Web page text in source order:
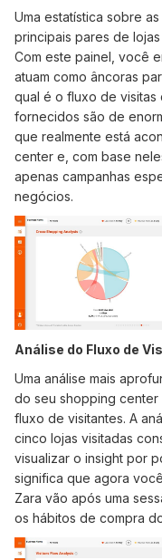
Uma estatística sobre
principais pares de
Com este painel, você
atuam como âncoras
qual é o fluxo de visitas
fornecidos são de
que realmente está
center e, com base
apenas campanhas
negócios.
Análise do Fluxo de
Uma análise mais
do seu shopping
fluxo de visitantes. A
cinco lojas visitadas
visualizar o insight por
significa que agora
Zara vão após uma
os hábitos de compra